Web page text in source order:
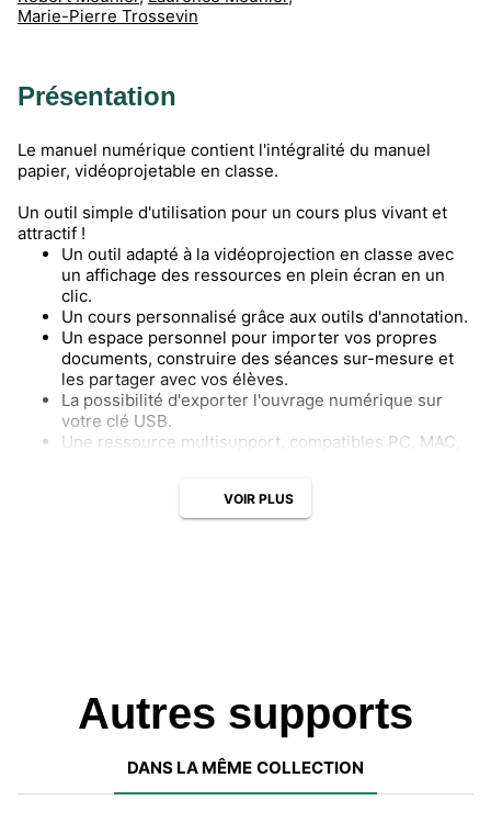
Marie-Pierre Trossevin
Présentation
Le manuel numérique contient l'intégralité du manuel
papier, vidéoprojetable en classe.
Un outil simple d'utilisation pour un cours plus vivant et
attractif !
Un outil adapté à la vidéoprojection en classe avec
un affichage des ressources en plein écran en un
clic.
Un cours personnalisé grâce aux outils d'annotation.
Un espace personnel pour importer vos propres
documents, construire des séances sur-mesure et
les partager avec vos élèves.
La possibilité d'exporter l'ouvrage numérique sur
votre clé USB.
Une ressource multisupport, compatibles PC, MAC,
VOIR PLUS
Autres supports
DANS LA MÊME COLLECTION